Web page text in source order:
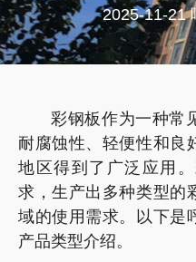
2025-11-21
彩钢板作为一种常
耐腐蚀性、轻便性和良
地区得到了广泛应用
求，生产出多种类型的
域的使用需求。以下是
产品类型介绍。